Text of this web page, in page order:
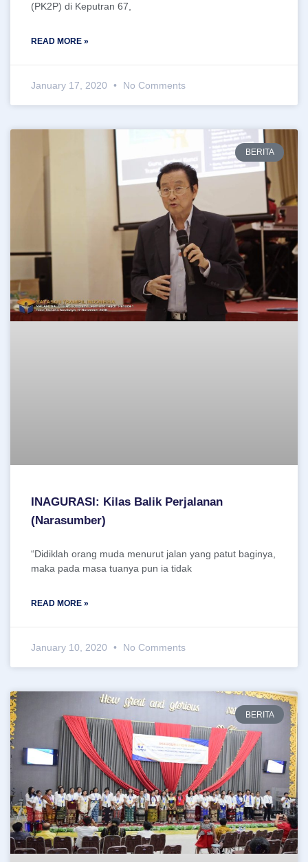
(PK2P) di Keputran 67,
READ MORE »
January 17, 2020 No Comments
BERITA
INAGURASI: Kilas Balik Perjalanan
(Narasumber)
“Didiklah orang muda menurut jalan yang patut baginya,
maka pada masa tuanya pun ia tidak
READ MORE »
January 10, 2020 No Comments
BERITA